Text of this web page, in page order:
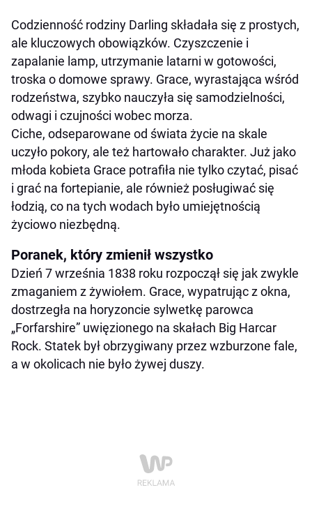
Codzienność rodziny Darling składała się z prostych,
ale kluczowych obowiązków. Czyszczenie i
zapalanie lamp, utrzymanie latarni w gotowości,
troska o domowe sprawy. Grace, wyrastająca wśród
rodzeństwa, szybko nauczyła się samodzielności,
odwagi i czujności wobec morza.
Ciche, odseparowane od świata życie na skale
uczyło pokory, ale też hartowało charakter. Już jako
młoda kobieta Grace potrafiła nie tylko czytać, pisać
i grać na fortepianie, ale również posługiwać się
łodzią, co na tych wodach było umiejętnością
życiowo niezbędną.
Poranek, który zmienił wszystko
Dzień 7 września 1838 roku rozpoczął się jak zwykle
zmaganiem z żywiołem. Grace, wypatrując z okna,
dostrzegła na horyzoncie sylwetkę parowca
„Forfarshire” uwięzionego na skałach Big Harcar
Rock. Statek był obrzygiwany przez wzburzone fale,
a w okolicach nie było żywej duszy.